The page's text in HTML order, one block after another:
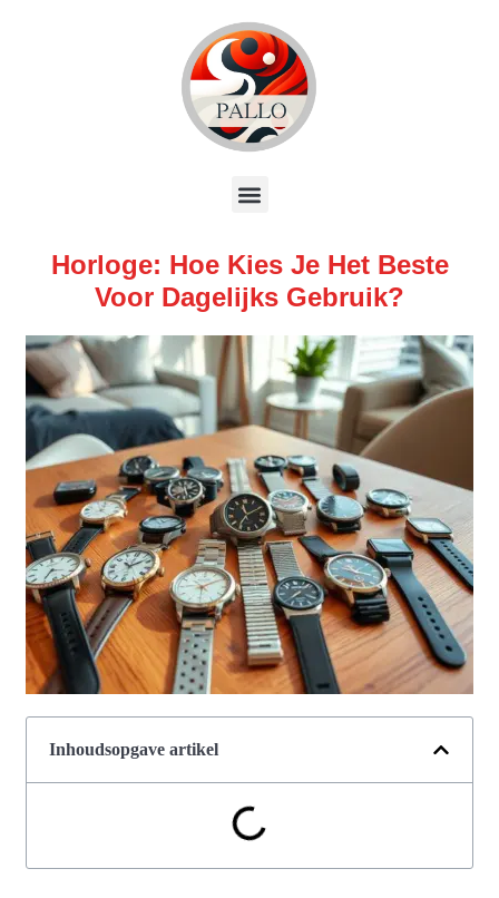
Horloge: Hoe Kies Je Het Beste
Voor Dagelijks Gebruik?
Inhoudsopgave artikel